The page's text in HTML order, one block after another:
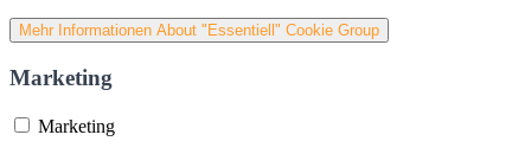
Mehr Informationen About "Essentiell" Cookie Group
Marketing
Marketing